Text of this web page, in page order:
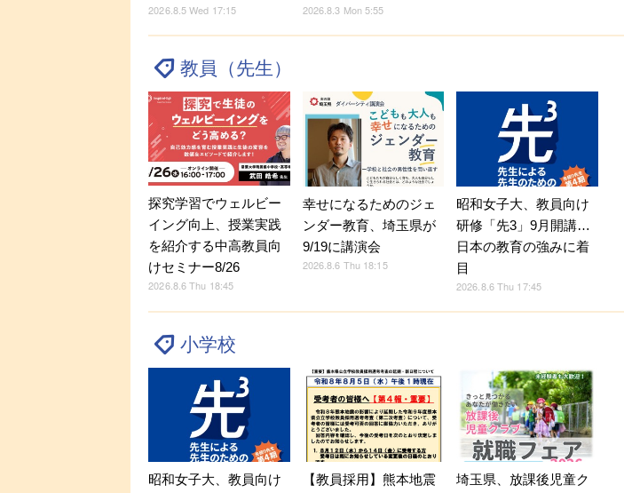
2026.8.5 Wed 17:15 2026.8.3 Mon 5:55
教員（先生）
探究学習でウェルビー
イング向上、授業実践
を紹介する中高教員向
けセミナー8/26
2026.8.6 Thu 18:45
幸せになるためのジェ
ンダー教育、埼玉県が
9/19に講演会
2026.8.6 Thu 18:15
昭和女子大、教員向け
研修「先3」9月開講…
日本の教育の強みに着
目
2026.8.6 Thu 17:45
小学校
昭和女子大、教員向け 【教員採用】熊本地震 埼玉県、放課後児童ク